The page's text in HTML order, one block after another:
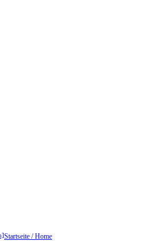
Startseite / Home